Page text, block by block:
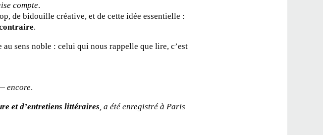
compte.
de bidouille créative, et de cette idée essentielle :
.
sens noble : celui qui nous rappelle que lire, c’est
encore.
et d’entretiens littéraires, a été enregistré à Paris